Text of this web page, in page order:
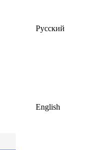
Русский
English